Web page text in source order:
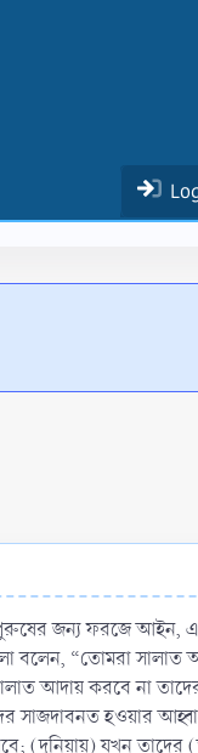
পুরুষের জন্য ফরজে
বলেন, “তোমরা
করবে না
সাজদাবনত হওয়ার
(দুনিয়ায়) যখন